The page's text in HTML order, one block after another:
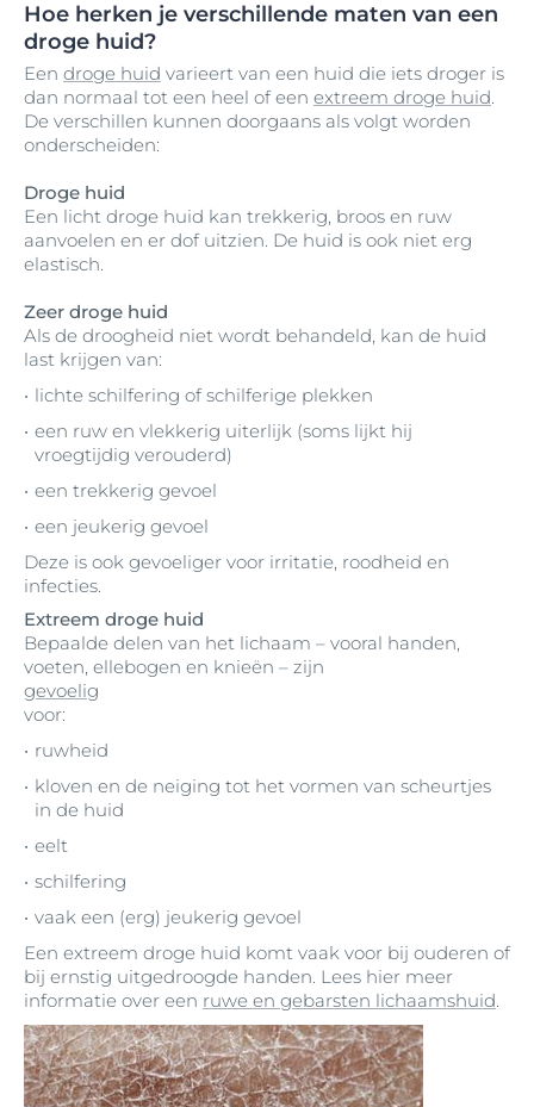
Hoe herken je verschillende maten van een
droge huid?
Een droge huid varieert van een huid die iets droger is
dan normaal tot een heel of een extreem droge huid.
De verschillen kunnen doorgaans als volgt worden
onderscheiden:
Droge huid
Een licht droge huid kan trekkerig, broos en ruw
aanvoelen en er dof uitzien. De huid is ook niet erg
elastisch.
Zeer droge huid
Als de droogheid niet wordt behandeld, kan de huid
last krijgen van:
lichte schilfering of schilferige plekken
een ruw en vlekkerig uiterlijk (soms lijkt hij
vroegtijdig verouderd)
een trekkerig gevoel
een jeukerig gevoel
Deze is ook gevoeliger voor irritatie, roodheid en
infecties.
Extreem droge huid
Bepaalde delen van het lichaam – vooral handen,
voeten, ellebogen en knieën – zijn
gevoelig
voor:
ruwheid
kloven en de neiging tot het vormen van scheurtjes
in de huid
eelt
schilfering
vaak een (erg) jeukerig gevoel
Een extreem droge huid komt vaak voor bij ouderen of
bij ernstig uitgedroogde handen. Lees hier meer
informatie over een ruwe en gebarsten lichaamshuid.